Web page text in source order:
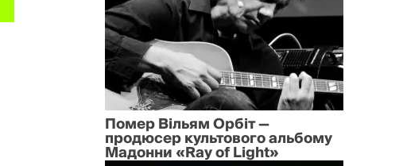
Помер Вільям Орбіт —
продюсер культового альбому
Мадонни «Ray of Light»